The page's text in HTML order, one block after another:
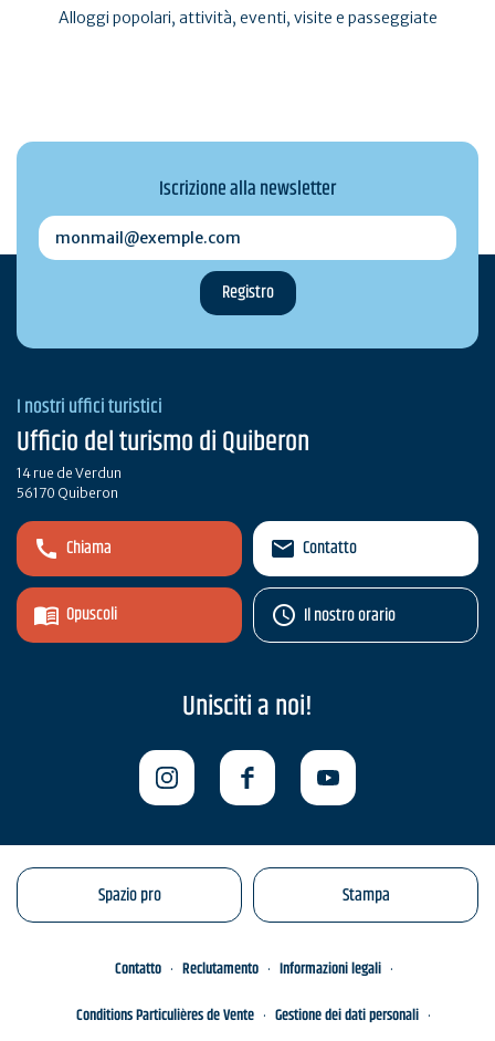
Alloggi popolari, attività, eventi, visite e passeggiate
Iscrizione alla newsletter
monmail@exemple.com
I nostri uffici turistici
Ufficio del turismo di Quiberon
14 rue de Verdun
56170 Quiberon
Chiama
Opuscoli
Contatto
Il nostro orario
Unisciti a noi!
Spazio pro Stampa
Contatto Reclutamento
Informazioni legali
Conditions Particulières de Vente
Gestione dei dati personali